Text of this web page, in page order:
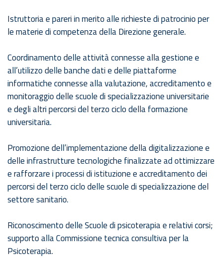
Istruttoria e pareri in merito alle richieste di patrocinio per
le materie di competenza della Direzione generale.
Coordinamento delle attività connesse alla gestione e
all’utilizzo delle banche dati e delle piattaforme
informatiche connesse alla valutazione, accreditamento e
monitoraggio delle scuole di specializzazione universitarie
e degli altri percorsi del terzo ciclo della formazione
universitaria.
Promozione dell’implementazione della digitalizzazione e
delle infrastrutture tecnologiche finalizzate ad ottimizzare
e rafforzare i processi di istituzione e accreditamento dei
percorsi del terzo ciclo delle scuole di specializzazione del
settore sanitario.
Riconoscimento delle Scuole di psicoterapia e relativi corsi;
supporto alla Commissione tecnica consultiva per la
Psicoterapia.